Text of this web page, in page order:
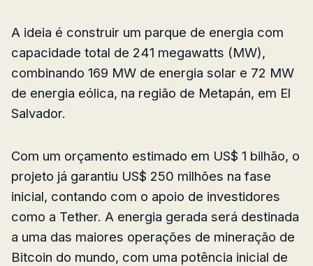
A ideia é construir um parque de energia com
capacidade total de 241 megawatts (MW),
combinando 169 MW de energia solar e 72 MW
de energia eólica, na região de Metapán, em El
Salvador.
Com um orçamento estimado em US$ 1 bilhão, o
projeto já garantiu US$ 250 milhões na fase
inicial, contando com o apoio de investidores
como a Tether. A energia gerada será destinada
a uma das maiores operações de mineração de
Bitcoin do mundo, com uma potência inicial de